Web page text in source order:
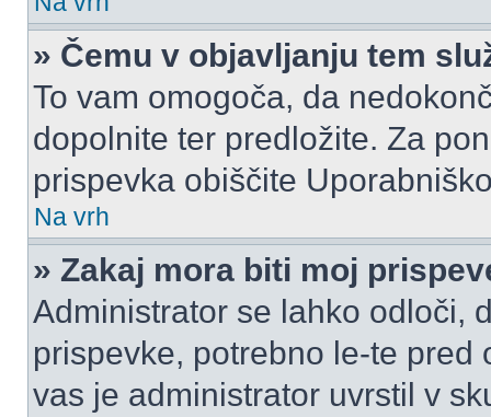
» Čemu v objavljanju tem
To vam omogoča, da
dopolnite ter predložite. Za
prispevka obiščite
Na vrh
» Zakaj mora biti moj
Administrator se lahko odloči,
prispevke, potrebno le-te
vas je administrator uvrstil v